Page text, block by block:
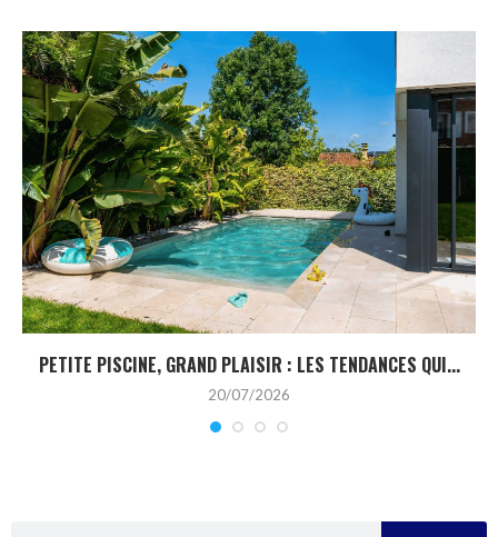
PETITE PISCINE, GRAND PLAISIR : LES TENDANCES QUI...
20/07/2026